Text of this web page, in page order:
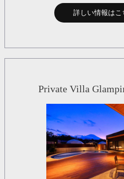
詳しい情報はこ
Private Villa